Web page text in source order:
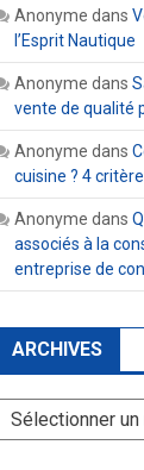
Anonyme dans
l’Esprit Nautique
Anonyme dans
vente de qualité
Anonyme dans
cuisine ? 4
Anonyme dans
associés à la
entreprise de
ARCHIVES
Archives